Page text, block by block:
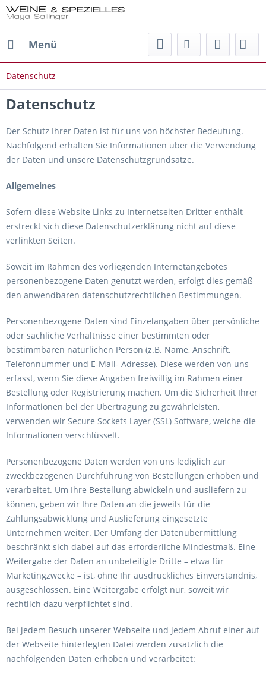
Menü
Datenschutz
Datenschutz
Der Schutz Ihrer Daten ist für uns von höchster Bedeutung.
Nachfolgend erhalten Sie Informationen über die Verwendung
der Daten und unsere Datenschutzgrundsätze.
Allgemeines
Sofern diese Website Links zu Internetseiten Dritter enthält
erstreckt sich diese Datenschutzerklärung nicht auf diese
verlinkten Seiten.
Soweit im Rahmen des vorliegenden Internetangebotes
personenbezogene Daten genutzt werden, erfolgt dies gemäß
den anwendbaren datenschutzrechtlichen Bestimmungen.
Personenbezogene Daten sind Einzelangaben über persönliche
oder sachliche Verhältnisse einer bestimmten oder
bestimmbaren natürlichen Person (z.B. Name, Anschrift,
Telefonnummer und E-Mail- Adresse). Diese werden von uns
erfasst, wenn Sie diese Angaben freiwillig im Rahmen einer
Bestellung oder Registrierung machen. Um die Sicherheit Ihrer
Informationen bei der Übertragung zu gewährleisten,
verwenden wir Secure Sockets Layer (SSL) Software, welche die
Informationen verschlüsselt.
Personenbezogene Daten werden von uns lediglich zur
zweckbezogenen Durchführung von Bestellungen erhoben und
verarbeitet. Um Ihre Bestellung abwickeln und ausliefern zu
können, geben wir Ihre Daten an die jeweils für die
Zahlungsabwicklung und Auslieferung eingesetzte
Unternehmen weiter. Der Umfang der Datenübermittlung
beschränkt sich dabei auf das erforderliche Mindestmaß. Eine
Weitergabe der Daten an unbeteiligte Dritte – etwa für
Marketingzwecke – ist, ohne Ihr ausdrückliches Einverständnis,
ausgeschlossen. Eine Weitergabe erfolgt nur, soweit wir
rechtlich dazu verpflichtet sind.
Bei jedem Besuch unserer Webseite und jedem Abruf einer auf
der Webseite hinterlegten Datei werden zusätzlich die
nachfolgenden Daten erhoben und verarbeitet: